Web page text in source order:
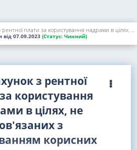
Розрахунок з рентної плати за користування надрами в цілях, не пов'язаних з видобуванням корисних копалин (Додаток 3 до Декларації) [зі звіту за IV квартал 2023 року]
від 07.09.2023 (Статус: Чинний)
з рентної
користування
в цілях, не
з
корисних